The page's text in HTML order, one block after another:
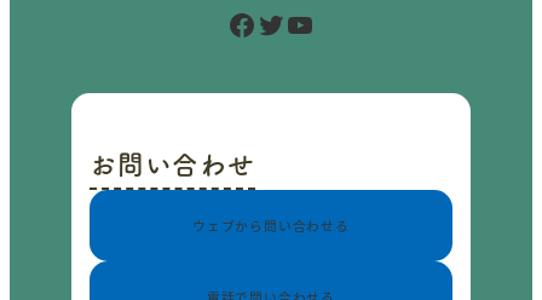
Facebook Twitter YouTube
お問い合わせ
ウェブから問い合わせる